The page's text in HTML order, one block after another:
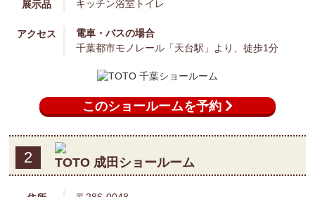
TOTO 千葉ショールーム
千葉県千葉市稲毛区天台1-5-5
営業時間 10:00～17:00
展示品 キッチン浴室トイレ